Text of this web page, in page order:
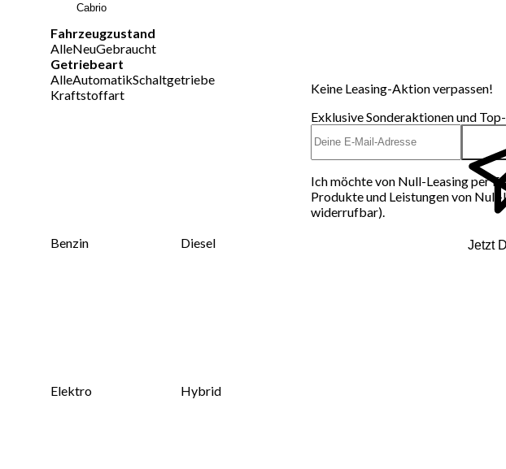
Cabrio
Fahrzeugzustand
AlleNeuGebraucht
Getriebeart
AlleAutomatikSchaltgetriebe
Kraftstoffart
Benzin Diesel
Elektro Hybrid
Keine Leasing-Aktion verpassen!
Exklusive Sonderaktionen und
Jetzt
Ich möchte von Null-Leasing per
Produkte und Leistungen von
widerrufbar).